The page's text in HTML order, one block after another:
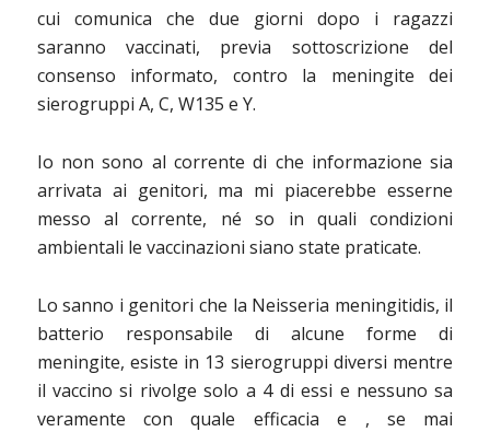
cui comunica che due giorni dopo i ragazzi
saranno vaccinati, previa sottoscrizione del
consenso informato, contro la meningite dei
sierogruppi A, C, W135 e Y.
Io non sono al corrente di che informazione sia
arrivata ai genitori, ma mi piacerebbe esserne
messo al corrente, né so in quali condizioni
ambientali le vaccinazioni siano state praticate.
Lo sanno i genitori che la Neisseria meningitidis, il
batterio responsabile di alcune forme di
meningite, esiste in 13 sierogruppi diversi mentre
il vaccino si rivolge solo a 4 di essi e nessuno sa
veramente con quale efficacia e , se mai